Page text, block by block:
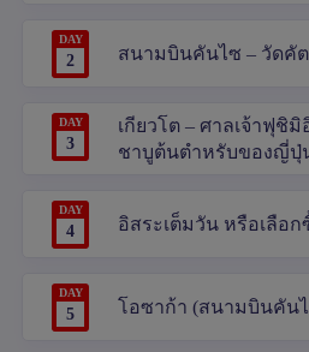
DAY
2 สนามบินคันไซ – วัดคั
DAY
3
เกียวโต – ศาลเจ้าฟุชิ
ชาบูต้นตำหรับของญี่ปุ่
DAY
4 อิสระเต็มวัน หรือเลือ
DAY
5 โอซาก้า (สนามบินคันไ